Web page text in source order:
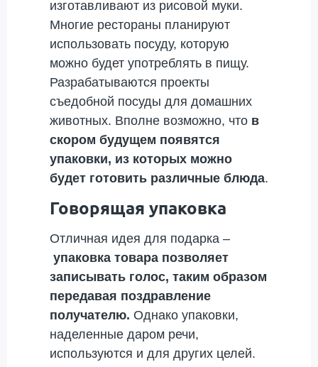
изготавливают из рисовой муки.
Многие рестораны планируют
использовать посуду, которую
можно будет употреблять в пищу.
Разрабатываются проекты
съедобной посуды для домашних
животных. Вполне возможно, что в
скором будущем появятся
упаковки, из которых можно
будет готовить различные блюда.
Говорящая упаковка
Отличная идея для подарка –
упаковка товара позволяет
записывать голос, таким образом
передавая поздравление
получателю. Однако упаковки,
наделенные даром речи,
используются и для других целей.